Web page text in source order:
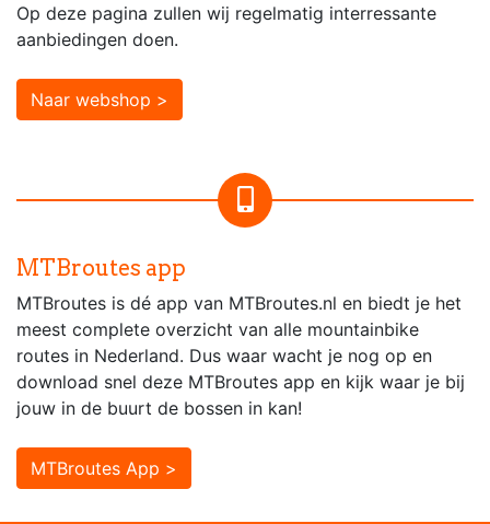
Op deze pagina zullen wij regelmatig interressante
aanbiedingen doen.
Naar webshop >
MTBroutes app
MTBroutes is dé app van MTBroutes.nl en biedt je het
meest complete overzicht van alle mountainbike
routes in Nederland. Dus waar wacht je nog op en
download snel deze MTBroutes app en kijk waar je bij
jouw in de buurt de bossen in kan!
MTBroutes App >